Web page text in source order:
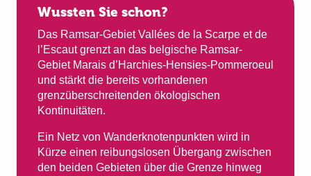
Wussten Sie schon?
Das Ramsar-Gebiet Vallées de la Scarpe et de
l’Escaut grenzt an das belgische Ramsar-
Gebiet Marais d’Harchies-Hensies-Pommeroeul
und stärkt die bereits vorhandenen
grenzüberschreitenden ökologischen
Kontinuitäten.
Ein Netz von Wanderknotenpunkten wird in
Kürze einen reibungslosen Übergang zwischen
den beiden Gebieten über die Grenze hinweg